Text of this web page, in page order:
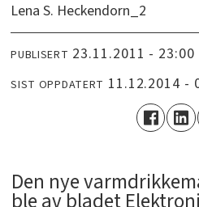
Lena S. Heckendorn_2
PUBLISERT 23.11.2011 - 23:00
SIST OPPDATERT 11.12.2014 -
Den nye